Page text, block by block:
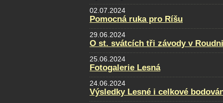
02.07.2024
Pomocná ruka pro Ríšu
29.06.2024
O st. svátcích tři závody v
25.06.2024
Fotogalerie Lesná
24.06.2024
Výsledky Lesné i celkové